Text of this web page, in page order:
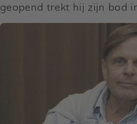
geopend trekt hij zijn bod